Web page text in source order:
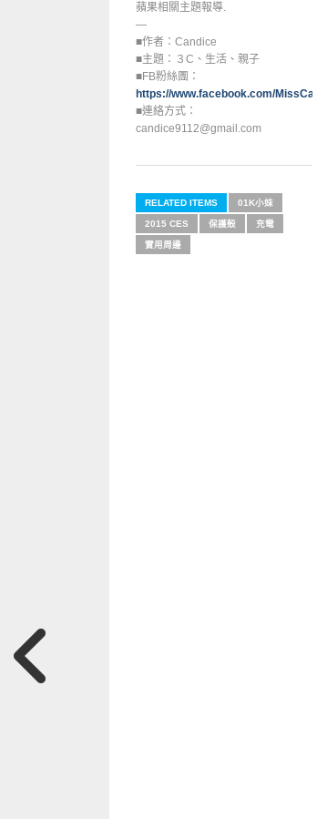
蘋果相關主題報導.
—
■作者：Candice
■主題：３C、生活、親子
■FB粉絲團：
https://www.facebook.com/
■連絡方式：
candice9112@gmail.com
RELATED ITEMS 01K小妹
2015 CES 保護殼 充電
實用周邊